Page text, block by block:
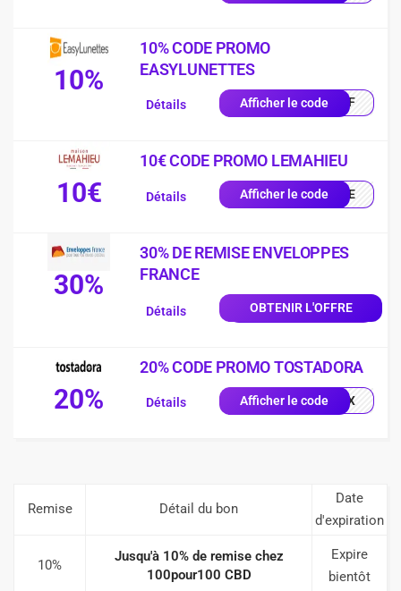
10%
10% CODE PROMO
EASYLUNETTES
Afficher le code0OFF
Détails
10€
10€ CODE PROMO LEMAHIEU
Afficher le codeILLE
Détails
30%
30% DE REMISE ENVELOPPES
FRANCE
OBTENIR L'OFFRE
Détails
20%
20% CODE PROMO TOSTADORA
Afficher le code0X1X
Détails
Remise Détail du bon
Date
d'expiration
10%
Jusqu'à 10% de remise chez
100pour100 CBD
Expire
bientôt